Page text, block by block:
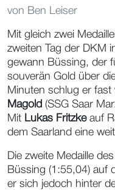
von Ben Leiser
Mit gleich zwei
zweiten Tag der DKM
gewann Büssing, der
souverän Gold über
Minuten schlug er fast
Magold (SSG Saar
Mit Lukas Fritzkeauf
dem Saarland eine
Die zweite Medaille
Büssing (1:55,04) auf
er sich jedoch hinter